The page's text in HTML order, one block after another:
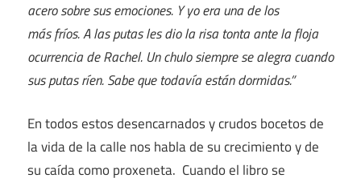
acero sobre sus emociones. Y yo era una de los
más fríos. A las putas les dio la risa tonta ante la floja
ocurrencia de Rachel. Un chulo siempre se alegra cuando
sus putas ríen. Sabe que todavía están dormidas.”
En todos estos desencarnados y crudos bocetos de
la vida de la calle nos habla de su crecimiento y de
su caída como proxeneta. Cuando el libro se